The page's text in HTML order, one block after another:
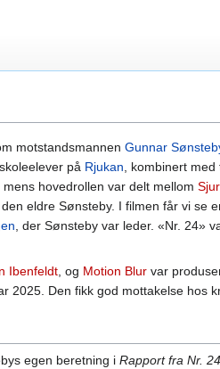
motstandsmannen Gunnar
på Rjukan, kombinert med
hovedrollen var delt mellom
eldre Sønsteby. I filmen får vi se
, der Sønsteby var leder. «Nr. 24»
Ibenfeldt, og Motion Blur var
2025. Den fikk god mottakelse hos
egen beretning i Rapport fra Nr. 24